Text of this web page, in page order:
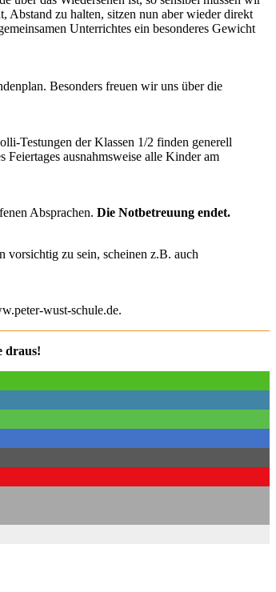
Abstand zu halten, sitzen nun aber wieder direkt
Unterrichtes ein besonderes Gewicht
Besonders freuen wir uns über die
Testungen der Klassen 1/2 finden generell
ausnahmsweise alle Kinder am
Absprachen. Die Notbetreuung endet.
vorsichtig zu sein, scheinen z.B. auch
wust-schule.de.
draus!